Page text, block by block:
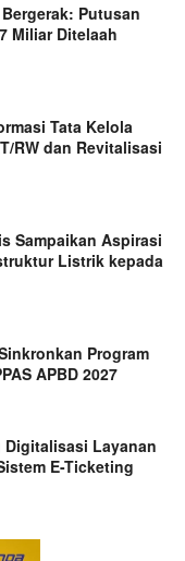
Putusan
Miliar Ditelaah
Tata Kelola
RW dan Revitalisasi
Sampaikan Aspirasi
Listrik kepada
Program
APBD 2027
Digitalisasi Layanan
E-Ticketing